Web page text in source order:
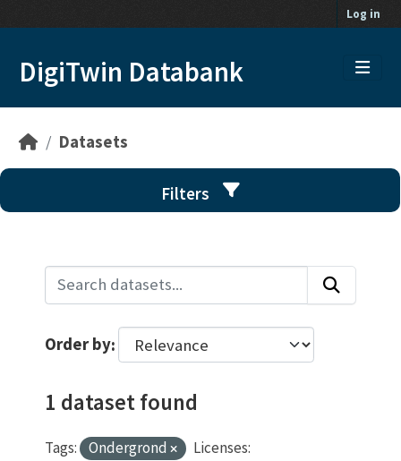
Log in
DigiTwin Databank
Datasets
Filters
Order by
1 dataset found
Tags: Ondergrond
Licenses: